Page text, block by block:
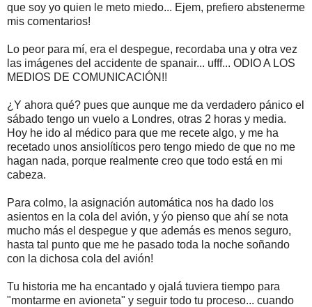
que soy yo quien le meto miedo... Ejem, prefiero abstenerme
mis comentarios!
Lo peor para mí, era el despegue, recordaba una y otra vez
las imágenes del accidente de spanair... ufff... ODIO A LOS
MEDIOS DE COMUNICACIÓN!!
¿Y ahora qué? pues que aunque me da verdadero pánico el
sábado tengo un vuelo a Londres, otras 2 horas y media.
Hoy he ido al médico para que me recete algo, y me ha
recetado unos ansiolíticos pero tengo miedo de que no me
hagan nada, porque realmente creo que todo está en mi
cabeza.
Para colmo, la asignación automática nos ha dado los
asientos en la cola del avión, y ýo pienso que ahí se nota
mucho más el despegue y que además es menos seguro,
hasta tal punto que me he pasado toda la noche soñando
con la dichosa cola del avión!
Tu historia me ha encantado y ojalá tuviera tiempo para
"montarme en avioneta" y seguir todo tu proceso... cuando